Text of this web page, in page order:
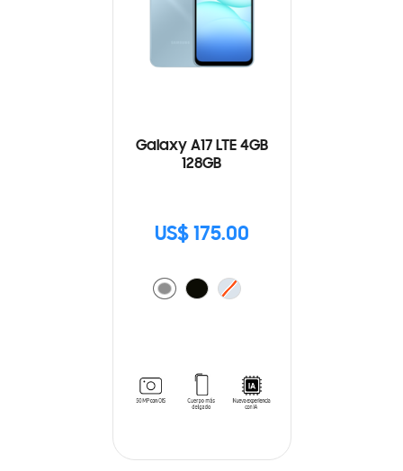
Galaxy A17 LTE 4GB
128GB
US$ 175.00